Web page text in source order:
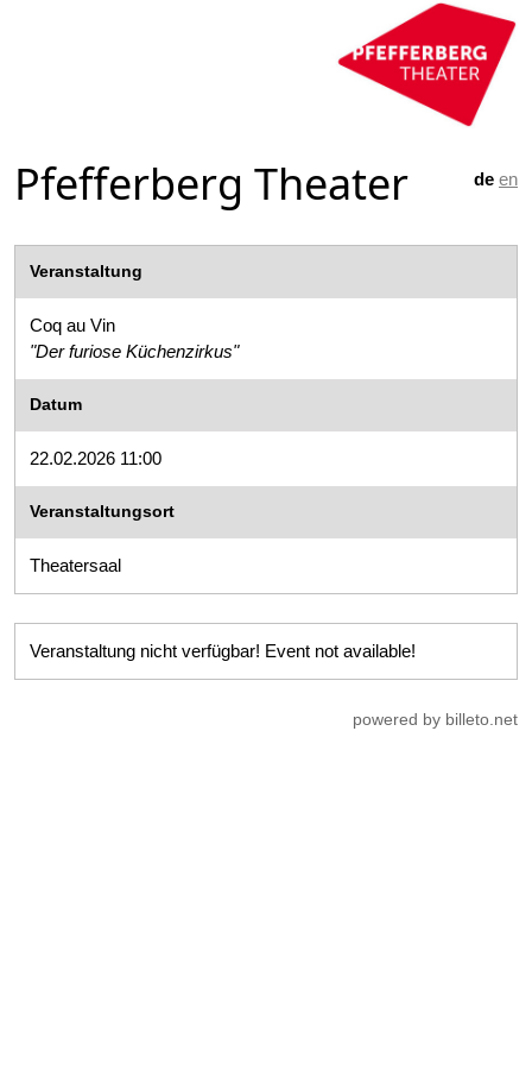
de en
Pfefferberg Theater
Veranstaltung
Coq au Vin
"Der furiose Küchenzirkus"
Datum
22.02.2026 11:00
Veranstaltungsort
Theatersaal
Veranstaltung nicht verfügbar! Event not available!
powered by billeto.net